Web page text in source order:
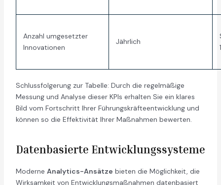
Anzahl umgesetzter
Innovationen
Jährlich
Schlussfolgerung zur Tabelle: Durch die regelmäßige
Messung und Analyse dieser KPIs erhalten Sie ein klares
Bild vom Fortschritt Ihrer Führungskräfteentwicklung und
können so die Effektivität Ihrer Maßnahmen bewerten.
Datenbasierte Entwicklungssysteme
Moderne Analytics-Ansätze bieten die Möglichkeit, die
Wirksamkeit von Entwicklungsmaßnahmen datenbasiert